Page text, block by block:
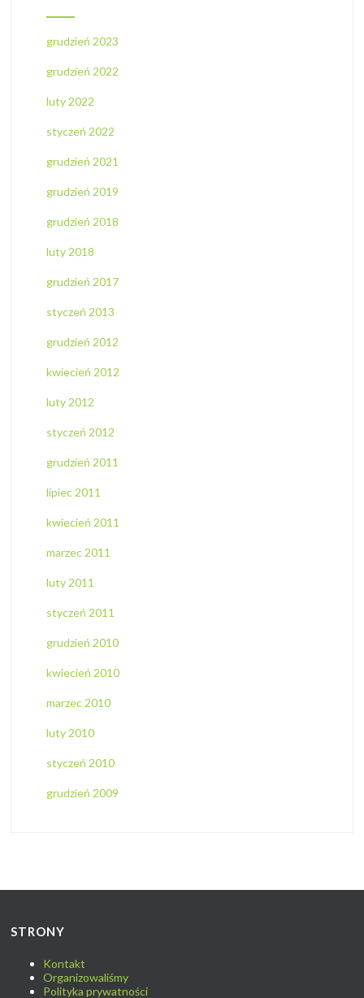
grudzień 2023
grudzień 2022
luty 2022
styczeń 2022
grudzień 2021
grudzień 2019
grudzień 2018
luty 2018
grudzień 2017
styczeń 2013
grudzień 2012
kwiecień 2012
luty 2012
styczeń 2012
grudzień 2011
lipiec 2011
kwiecień 2011
marzec 2011
luty 2011
styczeń 2011
grudzień 2010
kwiecień 2010
marzec 2010
luty 2010
styczeń 2010
grudzień 2009
STRONY
Kontakt
Organizowaliśmy
Polityka prywatności